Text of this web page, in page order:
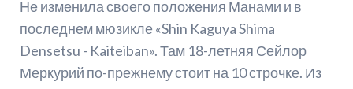
Не изменила своего положения Манами и в
последнем мюзикле «Shin Kaguya Shima
Densetsu - Kaiteiban». Там 18-летняя Сейлор
Меркурий по-прежнему стоит на 10 строчке. Из